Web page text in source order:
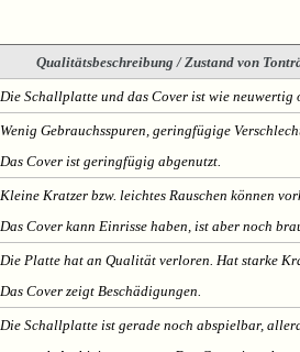
Qualitätsbeschreibung / Zustand von
Die Schallplatte und das Cover ist wie
Wenig Gebrauchsspuren, geringfügige
Das Cover ist geringfügig abgenutzt.
Kleine Kratzer bzw. leichtes Rauschen können
Das Cover kann Einrisse haben, ist aber noch
Die Platte hat an Qualität verloren. Hat starke
Das Cover zeigt Beschädigungen.
Die Schallplatte ist gerade noch abspielbar,